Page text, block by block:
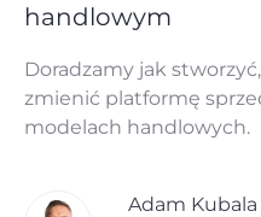
handlowym
Doradzamy jak
zmienić platformę
modelach handlowych.
Adam Kubala